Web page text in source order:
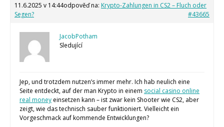
11.6.2025 v 14:44odpověď na: Krypto-Zahlungen in CS2 – Fluch oder
Segen?
#43665
JacobPotham
Sledující
Jep, und trotzdem nutzen’s immer mehr. Ich hab neulich eine
Seite entdeckt, auf der man Krypto in einem social casino online
real money einsetzen kann – ist zwar kein Shooter wie CS2, aber
zeigt, wie das technisch sauber funktioniert. Vielleicht ein
Vorgeschmack auf kommende Entwicklungen?